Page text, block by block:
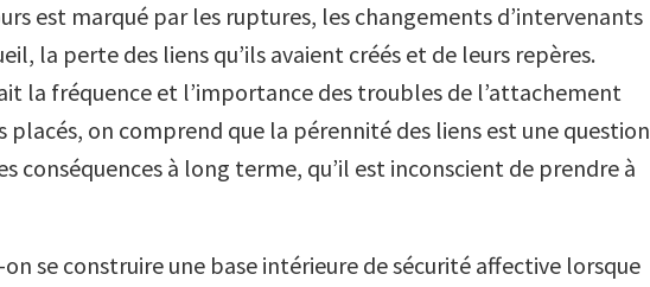
est marqué par les ruptures, les changements d’intervenants
la perte des liens qu’ils avaient créés et de leurs repères.
la fréquence et l’importance des troubles de l’attachement
placés, on comprend que la pérennité des liens est une question
conséquences à long terme, qu’il est inconscient de prendre à
se construire une base intérieure de sécurité affective lorsque